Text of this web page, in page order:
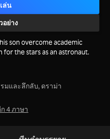
เล่น
อย่าง
son overcome academic
for the stars as an astronaut.
มและลึกลับ, ดราม่า
4 ภาษา